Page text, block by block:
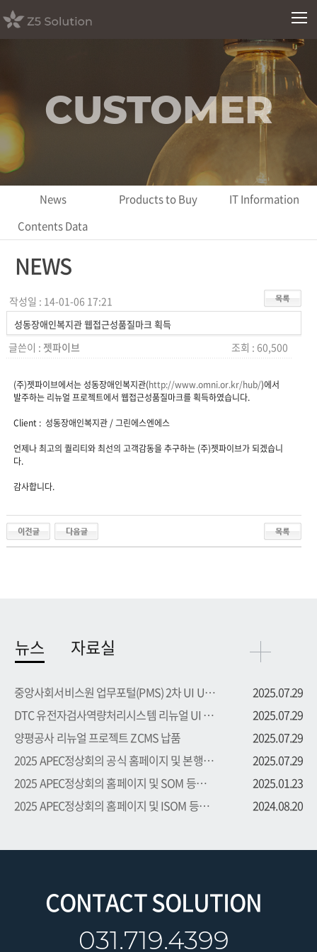
CUSTOMER
News Products to Buy
IT Information
Contents Data
NEWS
작성일 : 14-01-06 17:21
성동장애인복지관 웹접근성품질마크 획득
글쓴이 : 젯파이브 조회 : 60,500
(주)젯파이브에서는 성동장애인복지관(http://www.omni.or.kr/hub/)에서
발주하는 리뉴얼 프로젝트에서 웹접근성품질마크를 획득하였습니다.
Client : 성동장애인복지관 / 그린에스엔에스
언제나 최고의 퀄리티와 최선의 고객감동을 추구하는 (주)젯파이브가 되겠습니
다.
감사합니다.
뉴스
중앙사회서비스원 업무포털(PMS) 2차 UI UX 부문 용역 수주
2025.07.29
DTC 유전자검사역량처리시스템 리뉴얼 UI UX 부문 용역 수주
2025.07.29
양평공사 리뉴얼 프로젝트 ZCMS 납품
2025.07.29
2025 APEC정상회의 공식 홈페이지 및 본행사 등록시스템 프로...
2025.07.29
2025 APEC정상회의 홈페이지 및 SOM 등록시스템 프로젝트 수주
2025.01.23
2025 APEC정상회의 홈페이지 및 ISOM 등록시스템 프로젝트 수주
2024.08.20
자료실
CONTACT SOLUTION
031.719.4399